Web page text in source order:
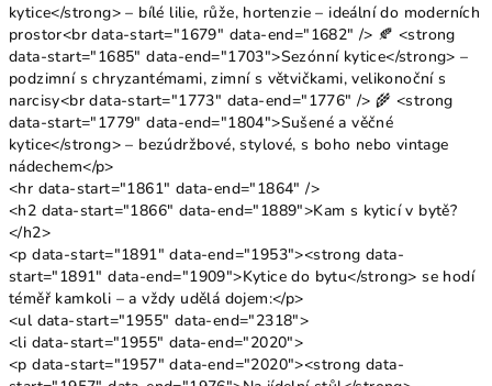
kytice</strong> – bílé lilie, růže, hortenzie – ideální do moderních
prostor<br data-start="1679" data-end="1682" /> 🍂 <strong
data-start="1685" data-end="1703">Sezónní kytice</strong> –
podzimní s chryzantémami, zimní s větvičkami, velikonoční s
narcisy<br data-start="1773" data-end="1776" /> 🌾 <strong
data-start="1779" data-end="1804">Sušené a věčné
kytice</strong> – bezúdržbové, stylové, s boho nebo vintage
nádechem</p>
<hr data-start="1861" data-end="1864" />
<h2 data-start="1866" data-end="1889">Kam s kyticí v bytě?
</h2>
<p data-start="1891" data-end="1953"><strong data-
start="1891" data-end="1909">Kytice do bytu</strong> se hodí
téměř kamkoli – a vždy udělá dojem:</p>
<ul data-start="1955" data-end="2318">
<li data-start="1955" data-end="2020">
<p data-start="1957" data-end="2020"><strong data-